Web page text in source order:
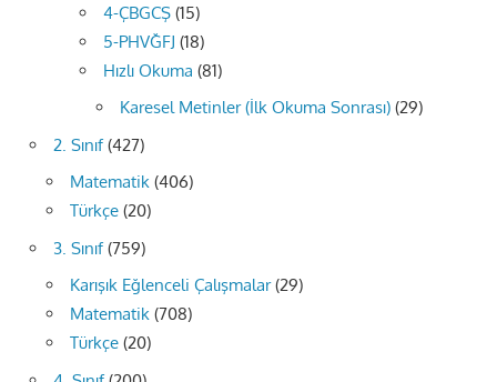
4-ÇBGCŞ (15)
5-PHVĞFJ (18)
Hızlı Okuma (81)
Karesel Metinler (İlk Okuma Sonrası) (29)
2. Sınıf(427)
Matematik (406)
Türkçe (20)
3. Sınıf(759)
Karışık Eğlenceli Çalışmalar(29)
Matematik (708)
Türkçe (20)